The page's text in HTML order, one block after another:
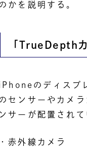
かを説明する。
「TrueDepth
のディスプ
センサーやカメ
ンサーが配置されて
・赤外線カメラ